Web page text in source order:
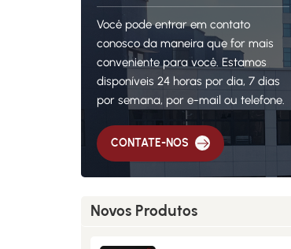
Você pode entrar em contato
conosco da maneira que for mais
conveniente para você. Estamos
disponíveis 24 horas por dia, 7 dias
por semana, por e-mail ou telefone.
CONTATE-NOS
Novos Produtos